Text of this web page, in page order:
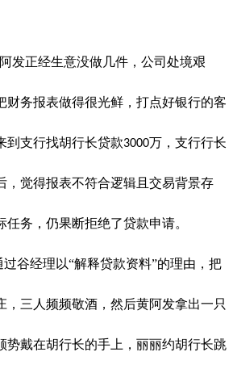
发正经生意没做几件，公司处境艰
财务报表做得很光鲜，打点好银行的客
到支行找胡行长贷款3000万，支行行长
，觉得报表不符合逻辑且交易背景存
务，仍果断拒绝了贷款申请。
谷经理以“解释贷款资料”的理由，把
，三人频频敬酒，然后黄阿发拿出一只
势戴在胡行长的手上，丽丽约胡行长跳